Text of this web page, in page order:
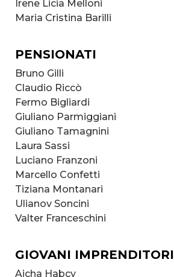
Irene Licia Melloni
Maria Cristina Barilli
PENSIONATI
Bruno Gilli
Claudio Riccò
Fermo Bigliardi
Giuliano Parmiggiani
Giuliano Tamagnini
Laura Sassi
Luciano Franzoni
Marcello Confetti
Tiziana Montanari
Ulianov Soncini
Valter Franceschini
GIOVANI IMPRENDITORI
Aicha Habcy